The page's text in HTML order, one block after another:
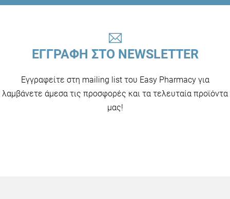
ΕΓΓΡΑΦΗ ΣΤΟ NEWSLETTER
Εγγραφείτε στη mailing list του Easy Pharmacy για
λαμβάνετε άμεσα τις προσφορές και τα τελευταία προϊόντα
μας!